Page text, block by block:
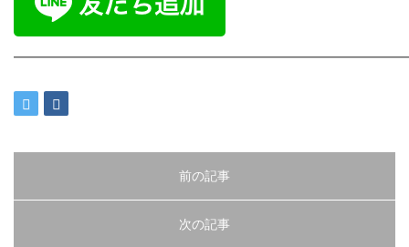
━━━━━━━━━━━━━━━━━━━━━━━━━━━━━━━
前の記事
次の記事